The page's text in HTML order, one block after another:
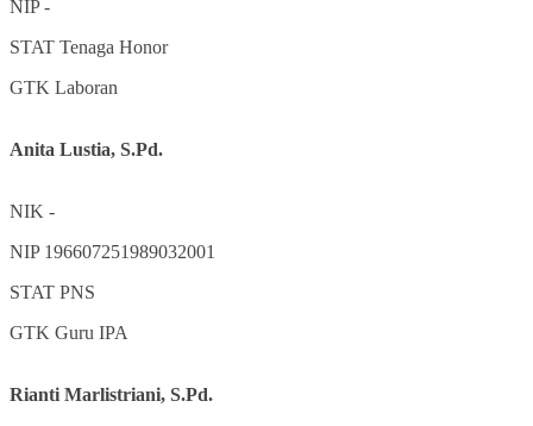
NIP-
STAT Tenaga Honor
GTK Laboran
Anita Lustia, S.Pd.
NIK -
NIP 196607251989032001
STAT PNS
GTK Guru IPA
Rianti Marlistriani, S.Pd.